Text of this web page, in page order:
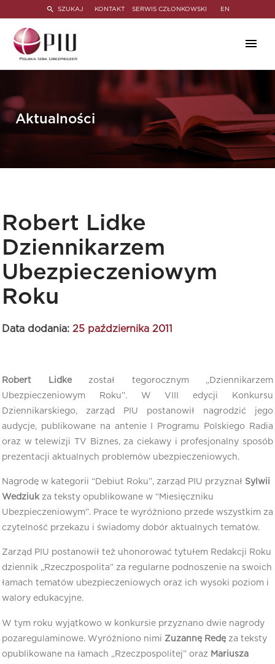
SZUKAJ KONTAKT SERWIS CZŁONKOWSKI EN
Aktualności
Robert Lidke
Dziennikarzem
Ubezpieczeniowym
Roku
Data dodania: 25 października 2011
Robert Lidkezostał tegorocznym „Dziennikarzem
Ubezpieczeniowym Roku”. W VIII edycji Konkursu
Dziennikarskiego, zarząd PIU postanowił nagrodzić jego
audycje, publikowane na antenie I Programu Polskiego Radia
oraz w telewizji TV Biznes, za ciekawy i profesjonalny sposób
prezentacji aktualnych problemów ubezpieczeniowych.
Nagrodę w kategorii “Debiut Roku”, zarząd PIU przyznał Sylwii
Wedziuk za teksty opublikowane w “Miesięczniku
Ubezpieczeniowym”. Prace te wyróżniono przede wszystkim za
czytelność przekazu i świadomy dobór aktualnych tematów.
Zarząd PIU postanowił też uhonorować tytułem Redakcji Roku
dziennik „Rzeczpospolita” za regularne podnoszenie na swoich
łamach tematów ubezpieczeniowych oraz ich wysoki poziom i
walory edukacyjne.
W tym roku wyjątkowo w konkursie przyznano dwie nagrody
pozaregulaminowe. Wyróżniono nimi Zuzannę Redę za teksty
opublikowane na łamach „Rzeczpospolitej” oraz Mariusza